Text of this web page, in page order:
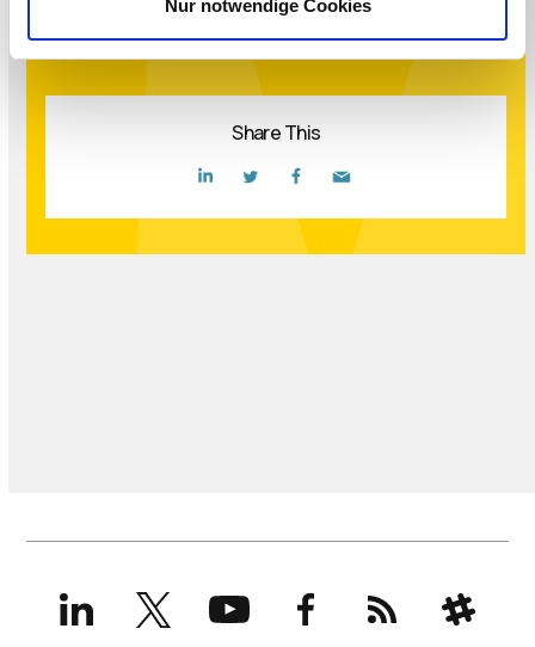
Nur notwendige Cookies
Share This
LinkedInX
(formerly
Twitter)
YouTubeFacebookRSS Slack